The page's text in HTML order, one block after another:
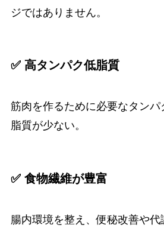
ジではありません。
✅ 高タンパク低脂質
筋肉を作るために必要なタンパ
脂質が少ない。
✅ 食物繊維が豊富
腸内環境を整え、便秘改善や代